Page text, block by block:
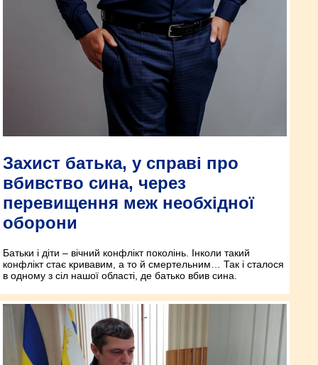
Захист батька, у справі про
вбивство сина, через
перевищення меж необхідної
оборони
Батьки і діти – вічний конфлікт поколінь. Інколи такий
конфлікт стає кривавим, а то й смертельним… Так і сталося
в одному з сіл нашої області, де батько вбив сина.